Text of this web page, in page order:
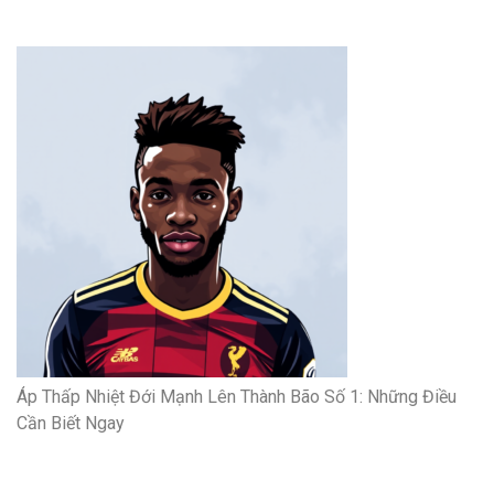
Áp Thấp Nhiệt Đới Mạnh Lên Thành Bão Số 1: Những Điều
Cần Biết Ngay